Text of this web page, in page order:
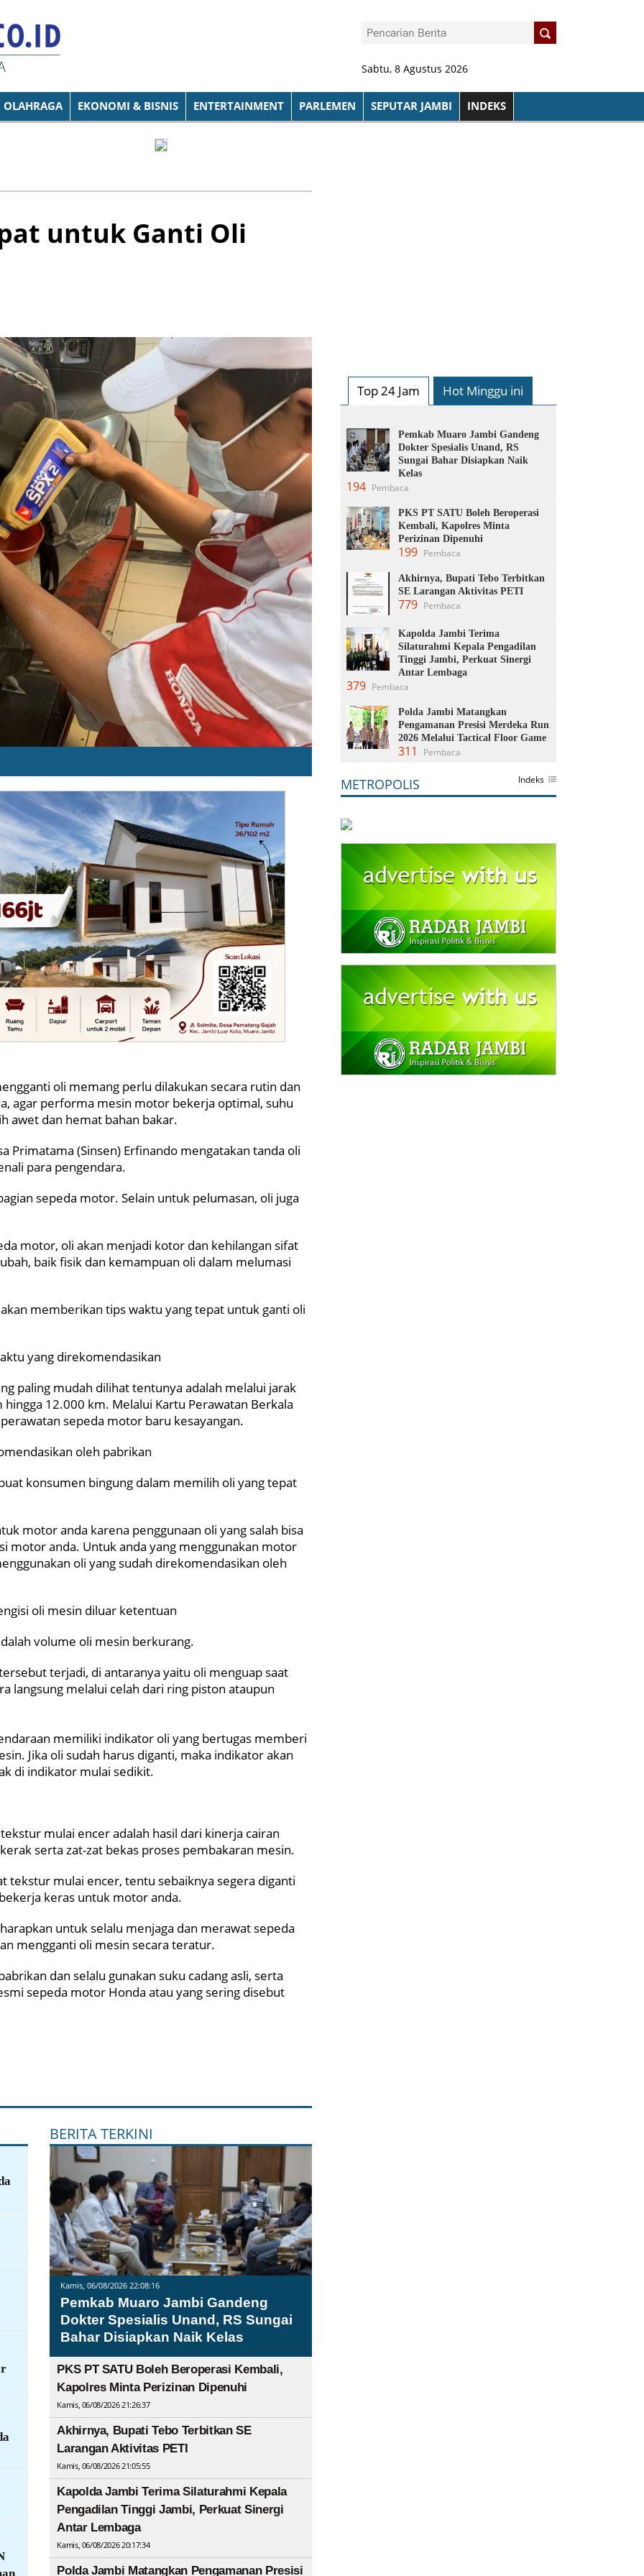
Sabtu, 8 Agustus 2026
OLAHRAGA EKONOMI & BISNIS ENTERTAINMENT PARLEMEN SEPUTAR JAMBI INDEKS
untuk Ganti Oli
oli memang perlu dilakukan secara rutin dan
agar performa mesin motor bekerja optimal, suhu
awet dan hemat bahan bakar.
Primatama (Sinsen) Erfinando mengatakan tanda oli
para pengendara.
sepeda motor. Selain untuk pelumasan, oli juga
motor, oli akan menjadi kotor dan kehilangan sifat
baik fisik dan kemampuan oli dalam melumasi
memberikan tips waktu yang tepat untuk ganti oli
yang direkomendasikan
paling mudah dilihat tentunya adalah melalui jarak
12.000 km. Melalui Kartu Perawatan Berkala
sepeda motor baru kesayangan.
oleh pabrikan
konsumen bingung dalam memilih oli yang tepat
motor anda karena penggunaan oli yang salah bisa
motor anda. Untuk anda yang menggunakan motor
oli yang sudah direkomendasikan oleh
oli mesin diluar ketentuan
volume oli mesin berkurang.
terjadi, di antaranya yaitu oli menguap saat
langsung melalui celah dari ring piston ataupun
memiliki indikator oli yang bertugas memberi
Jika oli sudah harus diganti, maka indikator akan
di indikator mulai sedikit.
mulai encer adalah hasil dari kinerja cairan
serta zat-zat bekas proses pembakaran mesin.
tekstur mulai encer, tentu sebaiknya segera diganti
keras untuk motor anda.
untuk selalu menjaga dan merawat sepeda
mengganti oli mesin secara teratur.
dan selalu gunakan suku cadang asli, serta
sepeda motor Honda atau yang sering disebut
BERITA TERKINI
Kamis, 06/08/2026 22:08:16
Pemkab Muaro Jambi Gandeng
Dokter Spesialis Unand, RS Sungai
Bahar Disiapkan Naik Kelas
PKS PT SATU Boleh Beroperasi Kembali,
Kapolres Minta Perizinan Dipenuhi
Kamis, 06/08/2026 21:26:37
Akhirnya, Bupati Tebo Terbitkan SE
Larangan Aktivitas PETI
Kamis, 06/08/2026 21:05:55
Kapolda Jambi Terima Silaturahmi Kepala
Pengadilan Tinggi Jambi, Perkuat Sinergi
Antar Lembaga
Kamis, 06/08/2026 20:17:34
Polda Jambi Matangkan Pengamanan Presisi
Top 24 Jam Hot Minggu ini
Pemkab Muaro Jambi Gandeng
Dokter Spesialis Unand, RS
Sungai Bahar Disiapkan Naik
Kelas
194 Pembaca
PKS PT SATU Boleh Beroperasi
Kembali, Kapolres Minta
Perizinan Dipenuhi
199 Pembaca
Akhirnya, Bupati Tebo Terbitkan
SE Larangan Aktivitas PETI
779 Pembaca
Kapolda Jambi Terima
Silaturahmi Kepala Pengadilan
Tinggi Jambi, Perkuat Sinergi
Antar Lembaga
379 Pembaca
Polda Jambi Matangkan
Pengamanan Presisi Merdeka Run
2026 Melalui Tactical Floor Game
311 Pembaca
METROPOLIS Indeks